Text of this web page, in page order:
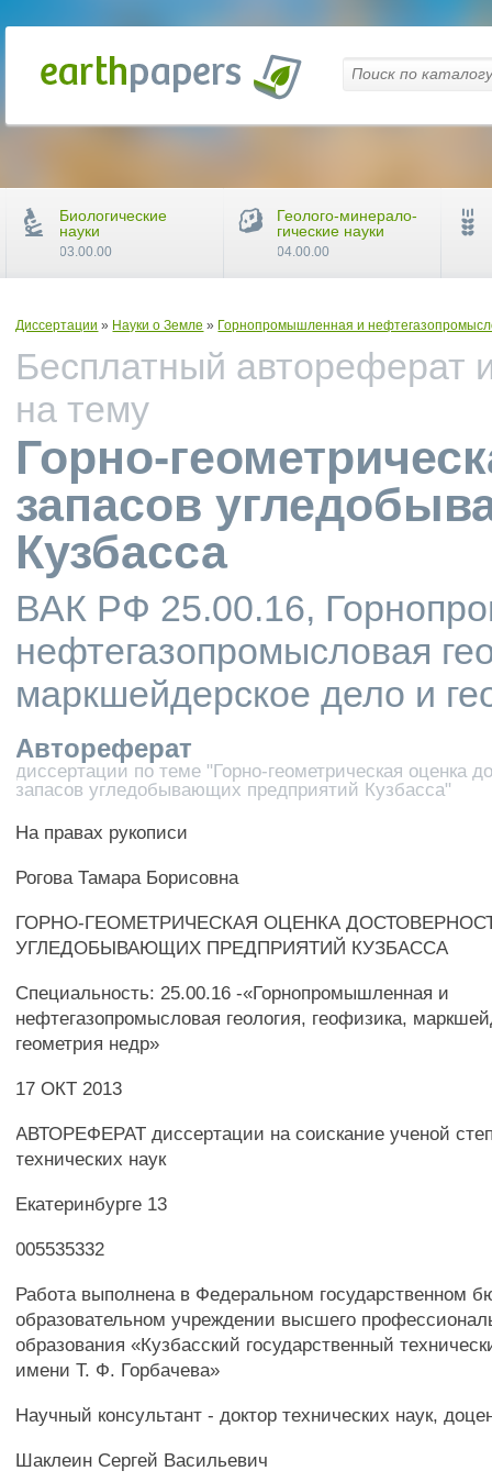
Диссертации » Науки о Земле » Горнопромышленная и
Бесплатный автореферат
на тему
Горно-
запасов
Кузбасса
ВАК РФ 25.00.16,
нефтегазопромысловая
маркшейдерское дело и
Автореферат
диссертации по теме "Горно-геометрическая оценка
запасов угледобывающих предприятий Кузбасса"
На правах рукописи
Рогова Тамара Борисовна
ГОРНО-ГЕОМЕТРИЧЕСКАЯ ОЦЕНКА
УГЛЕДОБЫВАЮЩИХ ПРЕДПРИЯТИЙ КУЗБАССА
Специальность: 25.00.16 -«Горнопромышленная и
нефтегазопромысловая геология, геофизика,
геометрия недр»
17 ОКТ 2013
АВТОРЕФЕРАТ диссертации на соискание ученой
технических наук
Екатеринбурге 13
005535332
Работа выполнена в Федеральном государственном
образовательном учреждении высшего
образования «Кузбасский государственный
имени Т. Ф. Горбачева»
Научный консультант - доктор технических наук,
Шаклеин Сергей Васильевич
Биологические
науки
03.00.00
Геолого-минерало-
гические науки
04.00.00